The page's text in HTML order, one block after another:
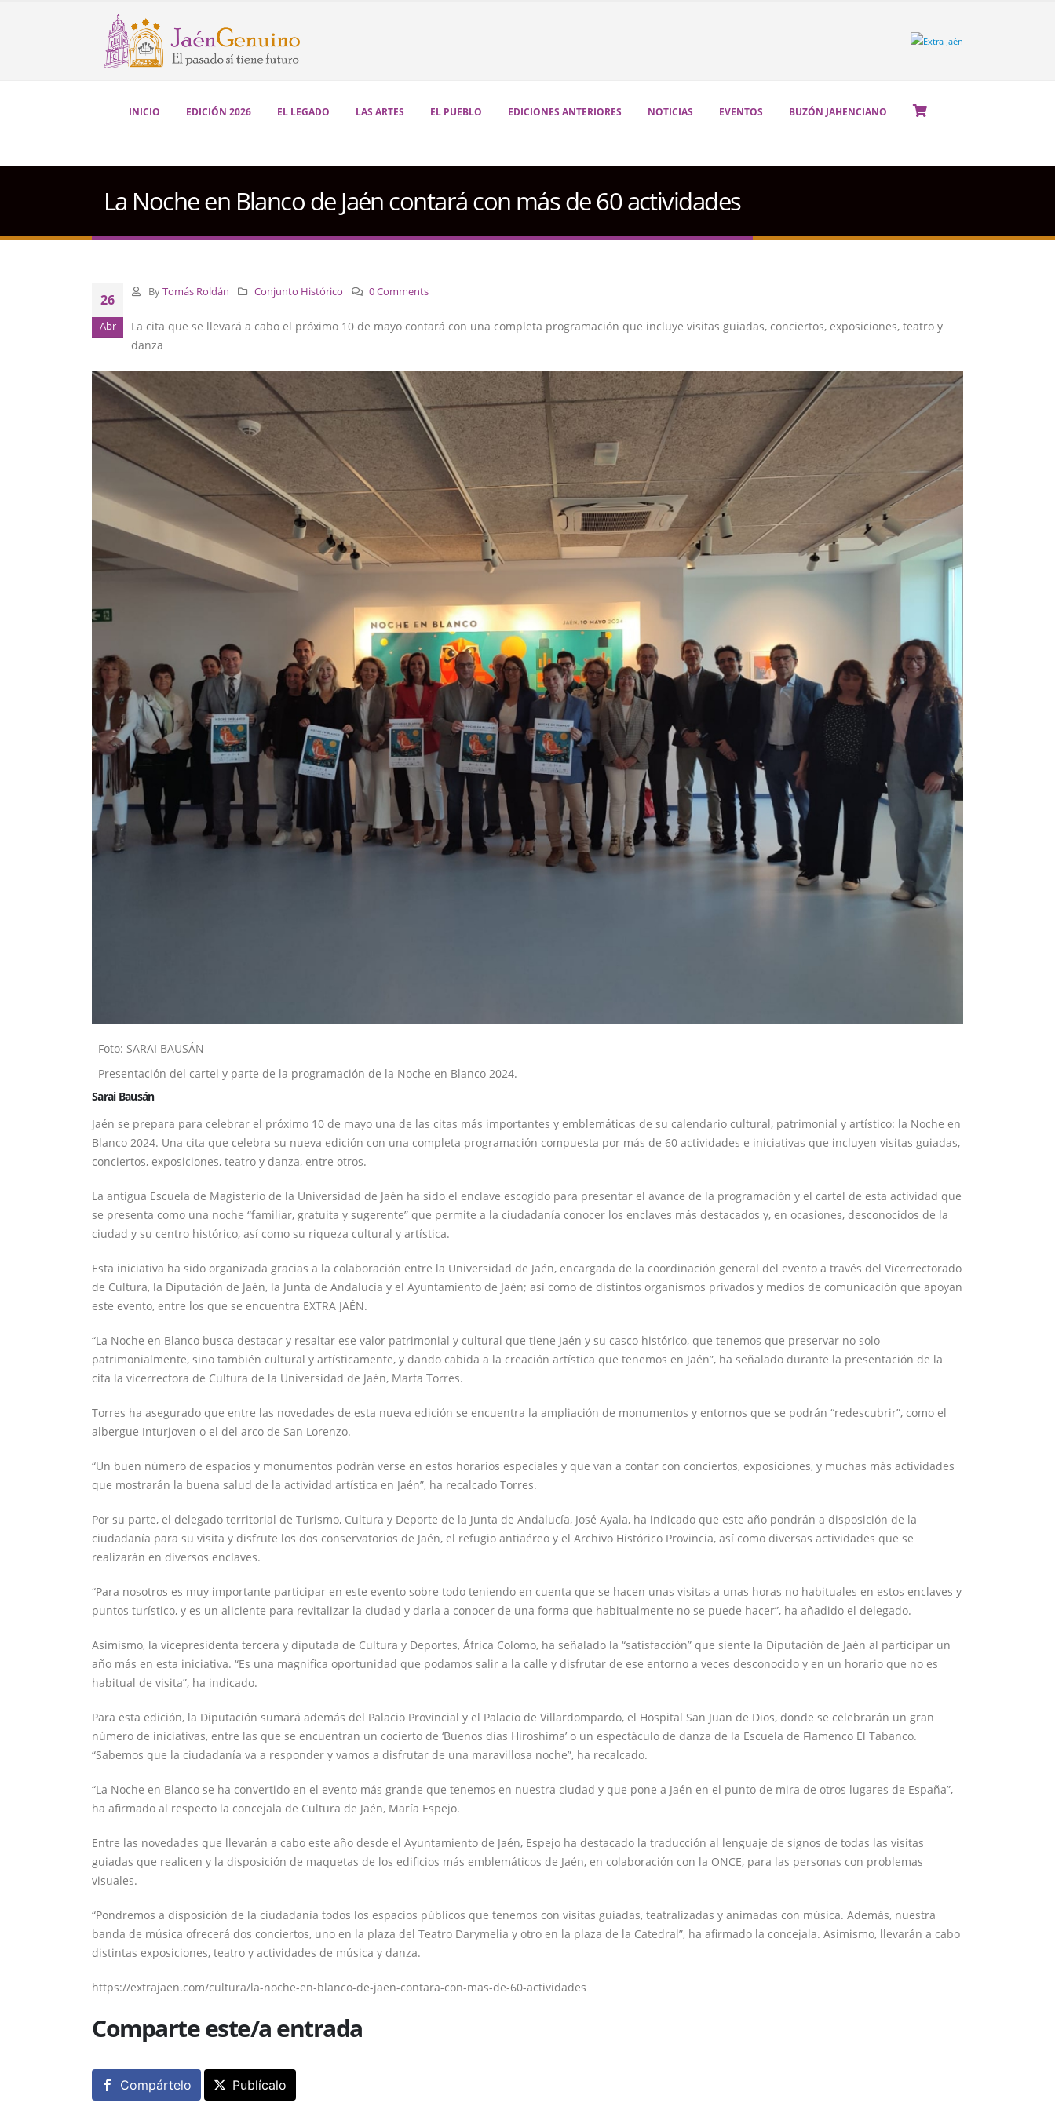
INICIO EDICIÓN 2026 EL LEGADO LAS ARTES EL PUEBLO EDICIONES ANTERIORES NOTICIAS EVENTOS BUZÓN JAHENCIANO
La Noche en Blanco de Jaén contará con más de 60 actividades
26
Abr
By Tomás Roldán Conjunto Histórico 0 Comments
La cita que se llevará a cabo el próximo 10 de mayo contará con una completa programación que incluye visitas guiadas, conciertos, exposiciones, teatro y
danza
Foto: SARAI BAUSÁN
Presentación del cartel y parte de la programación de la Noche en Blanco 2024.
Sarai Bausán
Jaén se prepara para celebrar el próximo 10 de mayo una de las citas más importantes y emblemáticas de su calendario cultural, patrimonial y artístico: la Noche en
Blanco 2024. Una cita que celebra su nueva edición con una completa programación compuesta por más de 60 actividades e iniciativas que incluyen visitas guiadas,
conciertos, exposiciones, teatro y danza, entre otros.
La antigua Escuela de Magisterio de la Universidad de Jaén ha sido el enclave escogido para presentar el avance de la programación y el cartel de esta actividad que
se presenta como una noche “familiar, gratuita y sugerente” que permite a la ciudadanía conocer los enclaves más destacados y, en ocasiones, desconocidos de la
ciudad y su centro histórico, así como su riqueza cultural y artística.
Esta iniciativa ha sido organizada gracias a la colaboración entre la Universidad de Jaén, encargada de la coordinación general del evento a través del Vicerrectorado
de Cultura, la Diputación de Jaén, la Junta de Andalucía y el Ayuntamiento de Jaén; así como de distintos organismos privados y medios de comunicación que apoyan
este evento, entre los que se encuentra EXTRA JAÉN.
“La Noche en Blanco busca destacar y resaltar ese valor patrimonial y cultural que tiene Jaén y su casco histórico, que tenemos que preservar no solo
patrimonialmente, sino también cultural y artísticamente, y dando cabida a la creación artística que tenemos en Jaén”, ha señalado durante la presentación de la
cita la vicerrectora de Cultura de la Universidad de Jaén, Marta Torres.
Torres ha asegurado que entre las novedades de esta nueva edición se encuentra la ampliación de monumentos y entornos que se podrán “redescubrir”, como el
albergue Inturjoven o el del arco de San Lorenzo.
“Un buen número de espacios y monumentos podrán verse en estos horarios especiales y que van a contar con conciertos, exposiciones, y muchas más actividades
que mostrarán la buena salud de la actividad artística en Jaén”, ha recalcado Torres.
Por su parte, el delegado territorial de Turismo, Cultura y Deporte de la Junta de Andalucía, José Ayala, ha indicado que este año pondrán a disposición de la
ciudadanía para su visita y disfrute los dos conservatorios de Jaén, el refugio antiaéreo y el Archivo Histórico Provincia, así como diversas actividades que se
realizarán en diversos enclaves.
“Para nosotros es muy importante participar en este evento sobre todo teniendo en cuenta que se hacen unas visitas a unas horas no habituales en estos enclaves y
puntos turístico, y es un aliciente para revitalizar la ciudad y darla a conocer de una forma que habitualmente no se puede hacer”, ha añadido el delegado.
Asimismo, la vicepresidenta tercera y diputada de Cultura y Deportes, África Colomo, ha señalado la “satisfacción” que siente la Diputación de Jaén al participar un
año más en esta iniciativa. “Es una magnifica oportunidad que podamos salir a la calle y disfrutar de ese entorno a veces desconocido y en un horario que no es
habitual de visita”, ha indicado.
Para esta edición, la Diputación sumará además del Palacio Provincial y el Palacio de Villardompardo, el Hospital San Juan de Dios, donde se celebrarán un gran
número de iniciativas, entre las que se encuentran un cocierto de ‘Buenos días Hiroshima’ o un espectáculo de danza de la Escuela de Flamenco El Tabanco.
“Sabemos que la ciudadanía va a responder y vamos a disfrutar de una maravillosa noche”, ha recalcado.
“La Noche en Blanco se ha convertido en el evento más grande que tenemos en nuestra ciudad y que pone a Jaén en el punto de mira de otros lugares de España”,
ha afirmado al respecto la concejala de Cultura de Jaén, María Espejo.
Entre las novedades que llevarán a cabo este año desde el Ayuntamiento de Jaén, Espejo ha destacado la traducción al lenguaje de signos de todas las visitas
guiadas que realicen y la disposición de maquetas de los edificios más emblemáticos de Jaén, en colaboración con la ONCE, para las personas con problemas
visuales.
“Pondremos a disposición de la ciudadanía todos los espacios públicos que tenemos con visitas guiadas, teatralizadas y animadas con música. Además, nuestra
banda de música ofrecerá dos conciertos, uno en la plaza del Teatro Darymelia y otro en la plaza de la Catedral”, ha afirmado la concejala. Asimismo, llevarán a cabo
distintas exposiciones, teatro y actividades de música y danza.
https://extrajaen.com/cultura/la-noche-en-blanco-de-jaen-contara-con-mas-de-60-actividades
Comparte este/a entrada
Compártelo Publícalo